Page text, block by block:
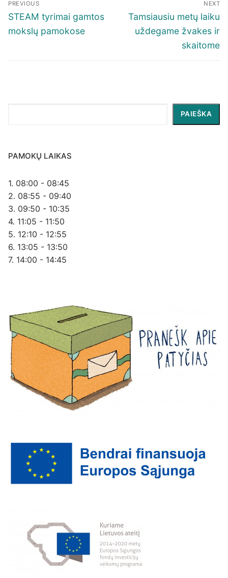
tarp
įrašų
PREVIOUS
Previous
post:
STEAM tyrimai gamtos
mokslų pamokose
NEXT
Next
post:
Tamsiausiu metų laiku
uždegame žvakes ir
skaitome
PAIEŠKA
PAMOKŲ LAIKAS
1. 08:00 - 08:45
2. 08:55 - 09:40
3. 09:50 - 10:35
4. 11:05 - 11:50
5. 12:10 - 12:55
6. 13:05 - 13:50
7. 14:00 - 14:45